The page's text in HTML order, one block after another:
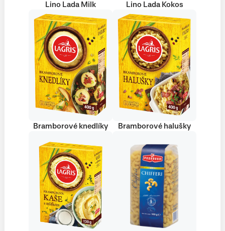
Lino Lada Milk Lino Lada Kokos
Bramborové knedlíky Bramborové halušky